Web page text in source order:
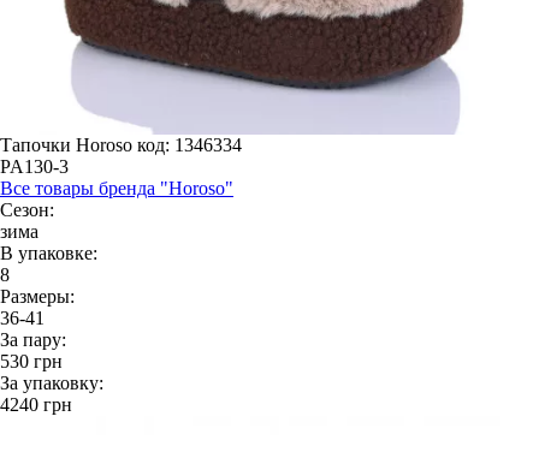
Тапочки Horoso код: 1346334
PA130-3
Все товары бренда "Horoso"
Сезон:
зима
В упаковке:
8
Размеры:
36-41
За пару:
530 грн
За упаковку:
4240 грн